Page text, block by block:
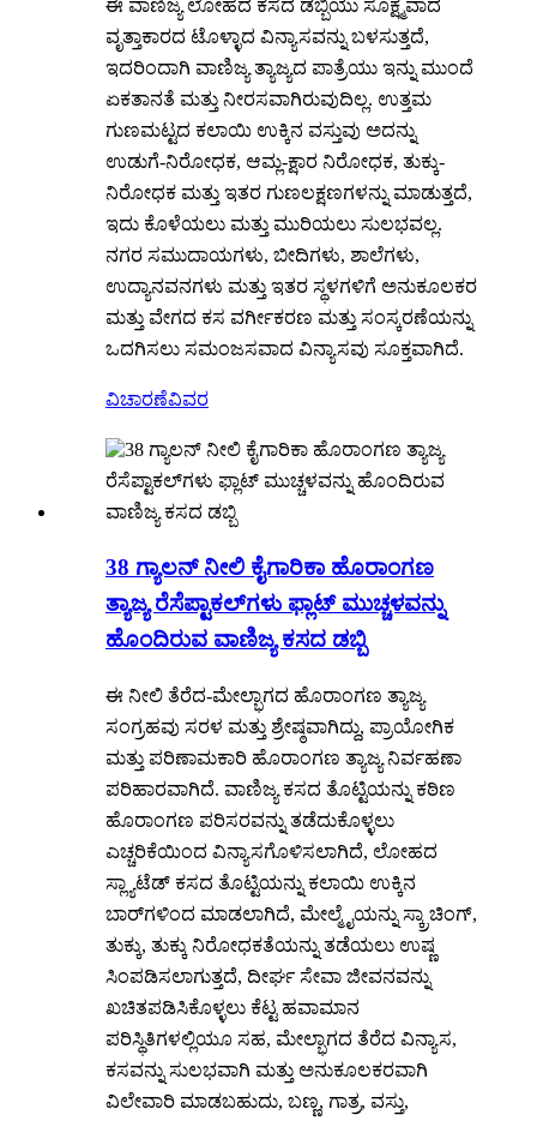
ಈ ವಾಣಿಜ್ಯ ಲೋಹದ ಕಸದ ಡಬ್ಬಿಯು ಸೂಕ್ಷ್ಮವಾದ
ವೃತ್ತಾಕಾರದ ಟೊಳ್ಳಾದ ವಿನ್ಯಾಸವನ್ನು ಬಳಸುತ್ತದೆ,
ಇದರಿಂದಾಗಿ ವಾಣಿಜ್ಯ ತ್ಯಾಜ್ಯದ ಪಾತ್ರೆಯು ಇನ್ನು ಮುಂದೆ
ಏಕತಾನತೆ ಮತ್ತು ನೀರಸವಾಗಿರುವುದಿಲ್ಲ. ಉತ್ತಮ
ಗುಣಮಟ್ಟದ ಕಲಾಯಿ ಉಕ್ಕಿನ ವಸ್ತುವು ಅದನ್ನು
ಉಡುಗೆ-ನಿರೋಧಕ, ಆಮ್ಲ-ಕ್ಷಾರ ನಿರೋಧಕ, ತುಕ್ಕು-
ನಿರೋಧಕ ಮತ್ತು ಇತರ ಗುಣಲಕ್ಷಣಗಳನ್ನು ಮಾಡುತ್ತದೆ,
ಇದು ಕೊಳೆಯಲು ಮತ್ತು ಮುರಿಯಲು ಸುಲಭವಲ್ಲ.
ನಗರ ಸಮುದಾಯಗಳು, ಬೀದಿಗಳು, ಶಾಲೆಗಳು,
ಉದ್ಯಾನವನಗಳು ಮತ್ತು ಇತರ ಸ್ಥಳಗಳಿಗೆ ಅನುಕೂಲಕರ
ಮತ್ತು ವೇಗದ ಕಸ ವರ್ಗೀಕರಣ ಮತ್ತು ಸಂಸ್ಕರಣೆಯನ್ನು
ಒದಗಿಸಲು ಸಮಂಜಸವಾದ ವಿನ್ಯಾಸವು ಸೂಕ್ತವಾಗಿದೆ.
ವಿಚಾರಣೆವಿವರ
38 ಗ್ಯಾಲನ್ ನೀಲಿ ಕೈಗಾರಿಕಾ ಹೊರಾಂಗಣ
ತ್ಯಾಜ್ಯ ರೆಸೆಪ್ಟಾಕಲ್‌ಗಳು ಫ್ಲಾಟ್ ಮುಚ್ಚಳವನ್ನು
ಹೊಂದಿರುವ ವಾಣಿಜ್ಯ ಕಸದ ಡಬ್ಬಿ
ಈ ನೀಲಿ ತೆರೆದ-ಮೇಲ್ಭಾಗದ ಹೊರಾಂಗಣ ತ್ಯಾಜ್ಯ
ಸಂಗ್ರಹವು ಸರಳ ಮತ್ತು ಶ್ರೇಷ್ಠವಾಗಿದ್ದು, ಪ್ರಾಯೋಗಿಕ
ಮತ್ತು ಪರಿಣಾಮಕಾರಿ ಹೊರಾಂಗಣ ತ್ಯಾಜ್ಯ ನಿರ್ವಹಣಾ
ಪರಿಹಾರವಾಗಿದೆ. ವಾಣಿಜ್ಯ ಕಸದ ತೊಟ್ಟಿಯನ್ನು ಕಠಿಣ
ಹೊರಾಂಗಣ ಪರಿಸರವನ್ನು ತಡೆದುಕೊಳ್ಳಲು
ಎಚ್ಚರಿಕೆಯಿಂದ ವಿನ್ಯಾಸಗೊಳಿಸಲಾಗಿದೆ, ಲೋಹದ
ಸ್ಲ್ಯಾಟೆಡ್ ಕಸದ ತೊಟ್ಟಿಯನ್ನು ಕಲಾಯಿ ಉಕ್ಕಿನ
ಬಾರ್‌ಗಳಿಂದ ಮಾಡಲಾಗಿದೆ, ಮೇಲ್ಮೈಯನ್ನು ಸ್ಕ್ರಾಚಿಂಗ್,
ತುಕ್ಕು, ತುಕ್ಕು ನಿರೋಧಕತೆಯನ್ನು ತಡೆಯಲು ಉಷ್ಣ
ಸಿಂಪಡಿಸಲಾಗುತ್ತದೆ, ದೀರ್ಘ ಸೇವಾ ಜೀವನವನ್ನು
ಖಚಿತಪಡಿಸಿಕೊಳ್ಳಲು ಕೆಟ್ಟ ಹವಾಮಾನ
ಪರಿಸ್ಥಿತಿಗಳಲ್ಲಿಯೂ ಸಹ, ಮೇಲ್ಭಾಗದ ತೆರೆದ ವಿನ್ಯಾಸ,
ಕಸವನ್ನು ಸುಲಭವಾಗಿ ಮತ್ತು ಅನುಕೂಲಕರವಾಗಿ
ವಿಲೇವಾರಿ ಮಾಡಬಹುದು, ಬಣ್ಣ, ಗಾತ್ರ, ವಸ್ತು,